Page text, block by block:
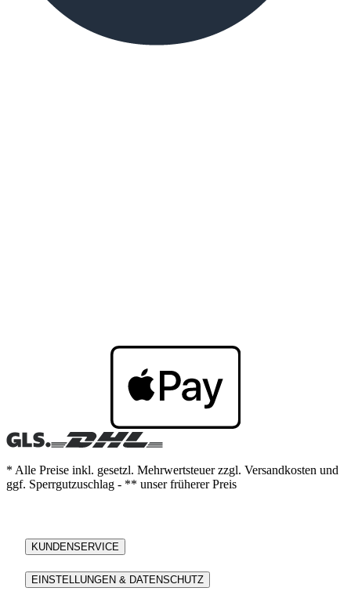
* Alle Preise inkl. gesetzl. Mehrwertsteuer zzgl. Versandkosten und
ggf. Sperrgutzuschlag - ** unser früherer Preis
KUNDENSERVICE
EINSTELLUNGEN & DATENSCHUTZ